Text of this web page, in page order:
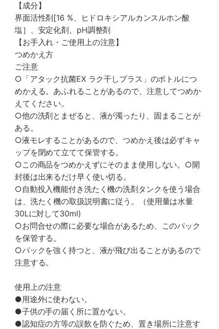
【成分】
界面活性剤[16 %、ヒドロキシアルカンスルホン酸
塩］、安定化剤、pH調整剤
【お手入れ・ご使用上の注意】
つめかえ方
ご注意
○「アタック抗菌EX ラク干しプラス」のボトルにつ
めかえる。あふれることがあるので、注意してつめか
えてください。
○他の洗剤とまぜると、液が濁ったり、固まることが
ある。
○液モレすることがあるので、つめかえ後は必ずキャ
ップを閉めて立てて保管する。
○この商品をつめかえずにそのまま使用しない。○開
封後は出来るだけ早く使い切る。
○自動投入機能付き洗たく機の洗剤タンクを使う場合
は、洗たく機の取扱説明書に従う。（使用量は水量
30Lに対して30ml)
○お問合せの際に必要な場合があるため、このパック
を保管する。
○パックを強く持つと、液が飛び出ることがあるので
注意する。
使用上の注意
●用途外に使わない。
●子供の手の届く所に置かない。
●認知症の方等の誤飲を防ぐため、置き場所に注意す